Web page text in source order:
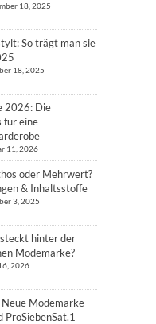
18, 2025
So trägt man sie
18, 2025
2026: Die
für eine
11, 2026
oder Mehrwert?
& Inhaltsstoffe
3, 2025
hinter der
Modemarke?
2026
Modemarke
ProSiebenSat.1